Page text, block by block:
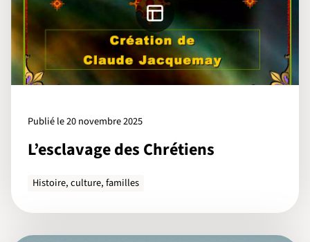
Publié le 20 novembre 2025
L’esclavage des Chrétiens
Histoire, culture, familles